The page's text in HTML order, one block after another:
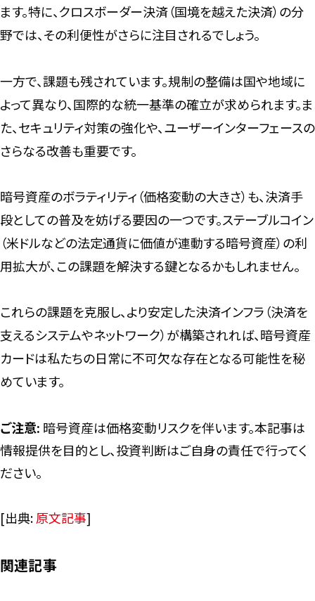
ます。特に、クロスボーダー決済（国境を越えた決済）の分
野では、その利便性がさらに注目されるでしょう。
一方で、課題も残されています。規制の整備は国や地域に
よって異なり、国際的な統一基準の確立が求められます。ま
た、セキュリティ対策の強化や、ユーザーインターフェースの
さらなる改善も重要です。
暗号資産のボラティリティ（価格変動の大きさ）も、決済手
段としての普及を妨げる要因の一つです。ステーブルコイン
（米ドルなどの法定通貨に価値が連動する暗号資産）の利
用拡大が、この課題を解決する鍵となるかもしれません。
これらの課題を克服し、より安定した決済インフラ（決済を
支えるシステムやネットワーク）が構築されれば、暗号資産
カードは私たちの日常に不可欠な存在となる可能性を秘
めています。
ご注意: 暗号資産は価格変動リスクを伴います。本記事は
情報提供を目的とし、投資判断はご自身の責任で行ってく
ださい。
[出典:原文記事]
関連記事